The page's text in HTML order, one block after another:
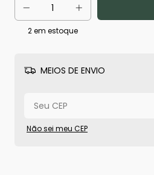
2em estoque
MEIOS DE ENVIO
Não sei meu CEP